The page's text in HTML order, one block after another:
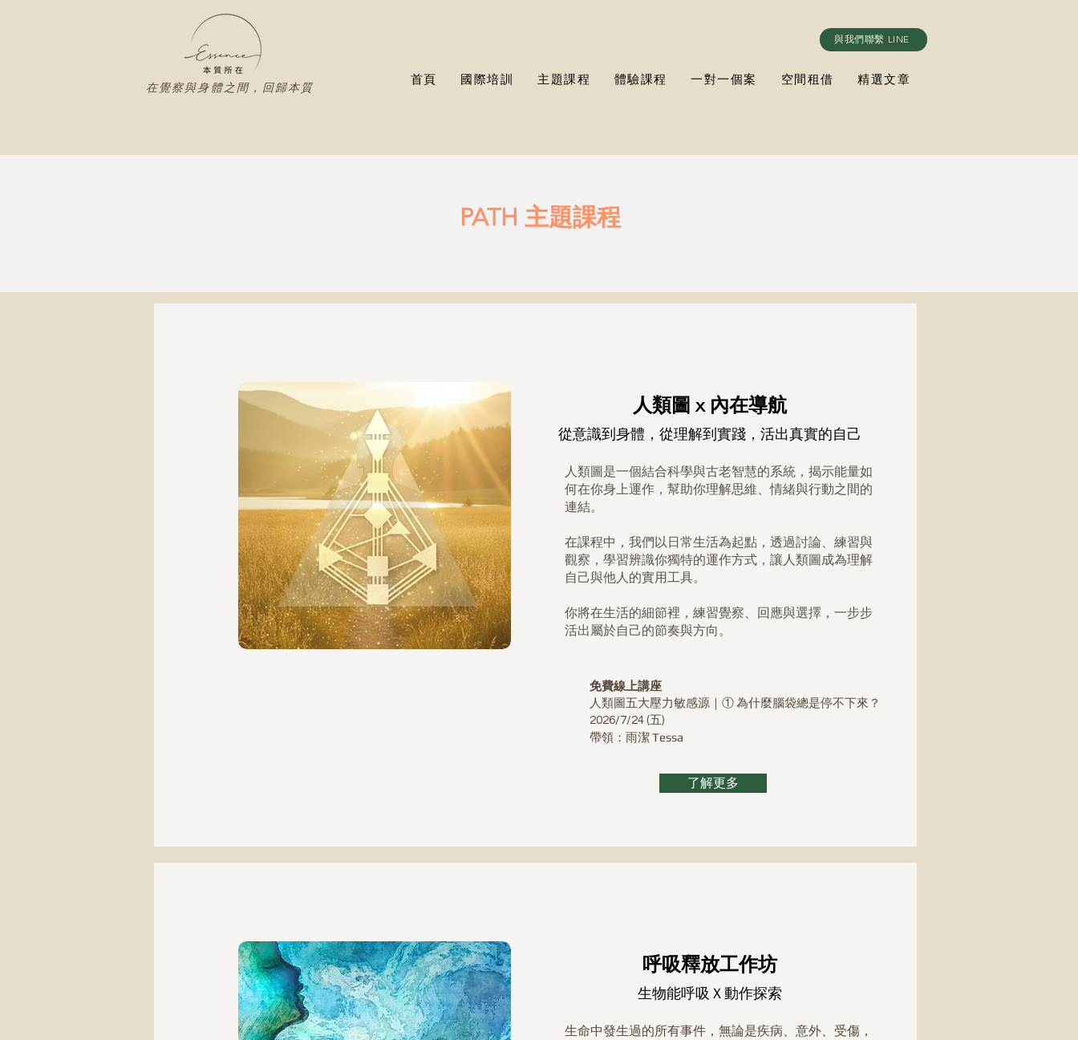
在覺察與身體之間，回歸本質
與我們聯繫 LINE
首頁 國際培訓 主題課程 體驗課程 一對一個案 空間租借 精選文章
PATH 主題課程
人類圖 x 內在導航
從意識到身體，從理解到實踐，活出真實的自己
人類圖是一個結合科學與古老智慧的系統，揭示能量如
何在你身上運作，幫助你理解思維、情緒與行動之間的
連結。
在課程中，我們以日常生活為起點，透過討論、練習與
觀察，學習辨識你獨特的運作方式，讓人類圖成為理解
自己與他人的實用工具。
你將在生活的細節裡，練習覺察、回應與選擇，一步步
活出屬於自己的節奏與方向。
免費線上講座
人類圖五大壓力敏感源｜① 為什麼腦袋總是停不下來？
2026/7/24 (五)
​帶領：雨潔 Tessa
了解更多
呼吸釋放工作坊​
生物能呼吸Ｘ動作探索
生命中發生過的所有事件，無論是疾病、意外、受傷，